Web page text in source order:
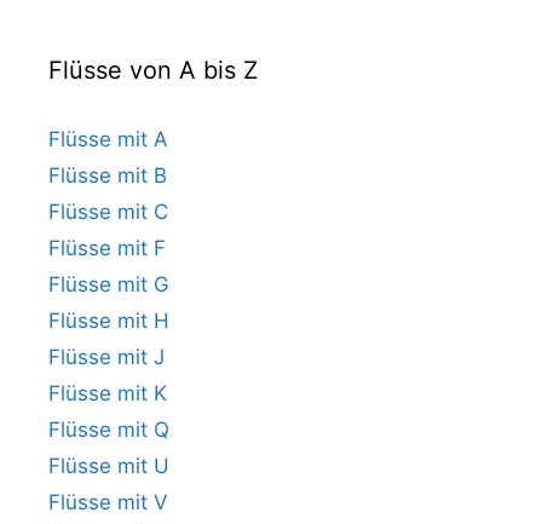
Flüsse von A bis Z
Flüsse mit A
Flüsse mit B
Flüsse mit C
Flüsse mit F
Flüsse mit G
Flüsse mit H
Flüsse mit J
Flüsse mit K
Flüsse mit Q
Flüsse mit U
Flüsse mit V